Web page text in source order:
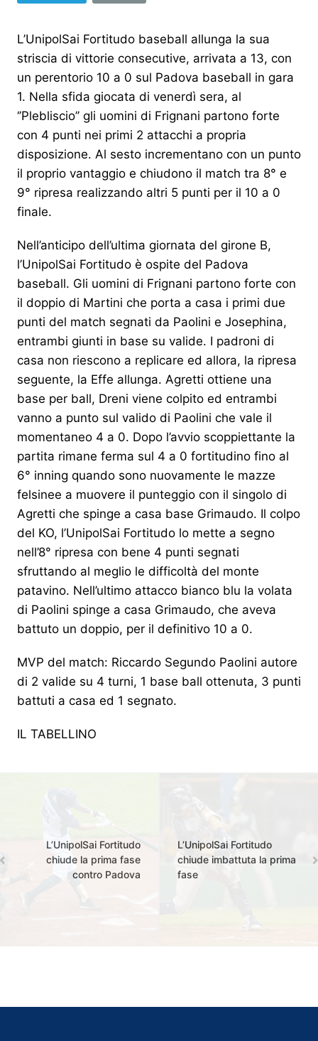
L’UnipolSai Fortitudo baseball allunga la sua
striscia di vittorie consecutive, arrivata a 13, con
un perentorio 10 a 0 sul Padova baseball in gara
1. Nella sfida giocata di venerdì sera, al
‘’Plebliscio’’ gli uomini di Frignani partono forte
con 4 punti nei primi 2 attacchi a propria
disposizione. Al sesto incrementano con un punto
il proprio vantaggio e chiudono il match tra 8° e
9° ripresa realizzando altri 5 punti per il 10 a 0
finale.
Nell’anticipo dell’ultima giornata del girone B,
l’UnipolSai Fortitudo è ospite del Padova
baseball. Gli uomini di Frignani partono forte con
il doppio di Martini che porta a casa i primi due
punti del match segnati da Paolini e Josephina,
entrambi giunti in base su valide. I padroni di
casa non riescono a replicare ed allora, la ripresa
seguente, la Effe allunga. Agretti ottiene una
base per ball, Dreni viene colpito ed entrambi
vanno a punto sul valido di Paolini che vale il
momentaneo 4 a 0. Dopo l’avvio scoppiettante la
partita rimane ferma sul 4 a 0 fortitudino fino al
6° inning quando sono nuovamente le mazze
felsinee a muovere il punteggio con il singolo di
Agretti che spinge a casa base Grimaudo. Il colpo
del KO, l’UnipolSai Fortitudo lo mette a segno
nell’8° ripresa con bene 4 punti segnati
sfruttando al meglio le difficoltà del monte
patavino. Nell’ultimo attacco bianco blu la volata
di Paolini spinge a casa Grimaudo, che aveva
battuto un doppio, per il definitivo 10 a 0.
MVP del match: Riccardo Segundo Paolini autore
di 2 valide su 4 turni, 1 base ball ottenuta, 3 punti
battuti a casa ed 1 segnato.
IL TABELLINO
L’UnipolSai Fortitudo
chiude la prima fase
contro Padova
L’UnipolSai Fortitudo
chiude imbattuta la prima
fase